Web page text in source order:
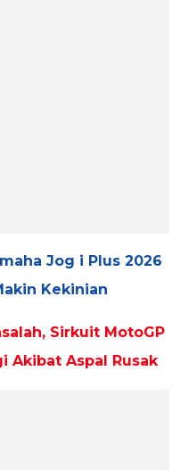
Jog i Plus 2026
Kekinian
Sirkuit MotoGP
Akibat Aspal Rusak